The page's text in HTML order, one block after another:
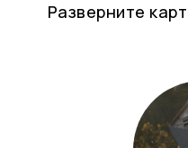
Разверните